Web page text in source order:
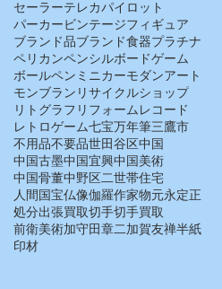
セーラーテレカパイロット
パーカービンテージフィギュア
ブランド品ブランド食器プラチナ
ペリカンペンシルボードゲーム
ボールペン ミニカーモダンアート
モンブラン リサイクルショップ
リトグラフ リフォームレコード
レトロゲーム七宝万年筆三鷹市
不用品不要品世田谷区中国
中国古墨中国宜興中国美術
中国骨董中野区二世帯住宅
人間国宝仏像伽羅作家物元永定正
処分出張買取切手切手買取
前衛美術加守田章二加賀友禅半紙
印材